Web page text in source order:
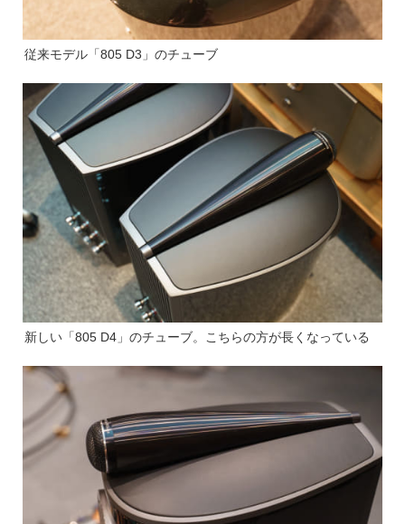
従来モデル「805 D3」のチューブ
新しい「805 D4」のチューブ。こちらの方が長くなっている